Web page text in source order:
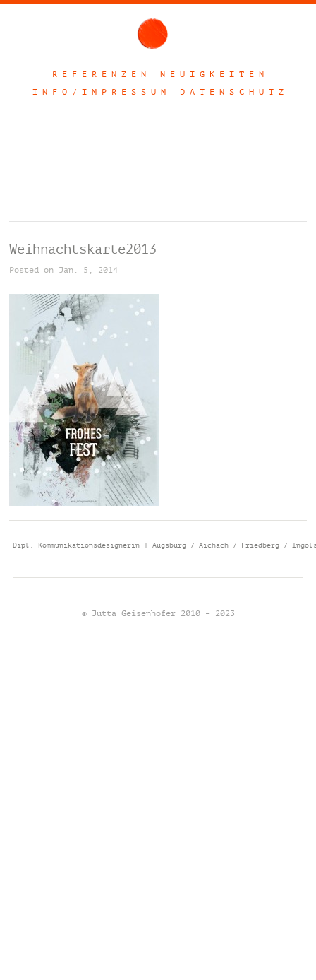
R E F E R E N Z E N
N E U I G K E I T E N
I N F O / I M P R E S S U M
D A T E N S C H U T Z
Weihnachtskarte2013
Posted on Jan. 5, 2014
Dipl. Kommunikationsdesignerin | Augsburg / Aichach / Friedberg /
© Jutta Geisenhofer 2010 – 2023